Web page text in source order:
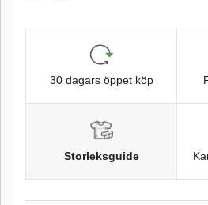
30 dagars öppet köp
Storleksguide